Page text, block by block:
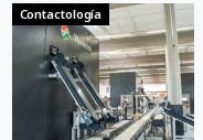
Contactología